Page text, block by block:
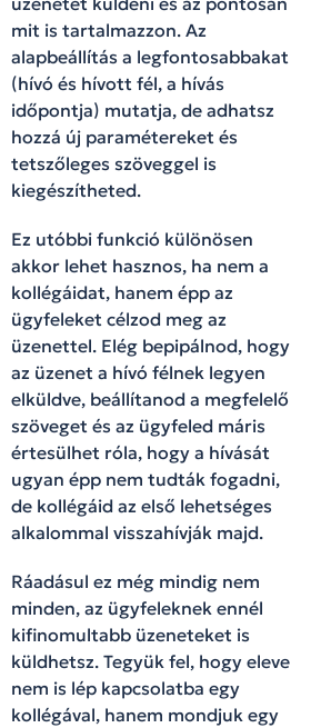
mit is tartalmazzon. Az
alapbeállítás a legfontosabbakat
(hívó és hívott fél, a hívás
időpontja) mutatja, de adhatsz
hozzá új paramétereket és
tetszőleges szöveggel is
kiegészítheted.
Ez utóbbi funkció különösen
akkor lehet hasznos, ha nem a
kollégáidat, hanem épp az
ügyfeleket célzod meg az
üzenettel. Elég bepipálnod, hogy
az üzenet a hívó félnek legyen
elküldve, beállítanod a megfelelő
szöveget és az ügyfeled máris
értesülhet róla, hogy a hívását
ugyan épp nem tudták fogadni,
de kollégáid az első lehetséges
alkalommal visszahívják majd.
Ráadásul ez még mindig nem
minden, az ügyfeleknek ennél
kifinomultabb üzeneteket is
küldhetsz. Tegyük fel, hogy eleve
nem is lép kapcsolatba egy
kollégával, hanem mondjuk egy